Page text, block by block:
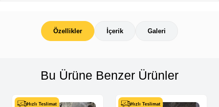
Özellikler İçerik Galeri
Bu Ürüne Benzer Ürünler
Hızlı Teslimat Hızlı Teslimat